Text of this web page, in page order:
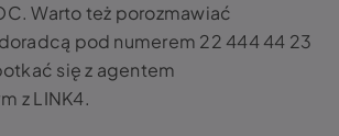
Warto też porozmawiać
pod numerem 22 444 44 23
się z agentem
z LINK4.